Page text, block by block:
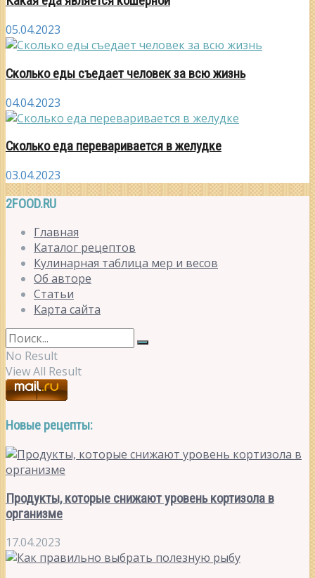
05.04.2023
Сколько еды съедает человек за всю жизнь
04.04.2023
Сколько еда переваривается в желудке
03.04.2023
2FOOD.RU
Главная
Каталог рецептов
Кулинарная таблица мер и весов
Об авторе
Статьи
Карта сайта
No Result
View All Result
Новые рецепты:
Продукты, которые снижают уровень кортизола в
организме
17.04.2023